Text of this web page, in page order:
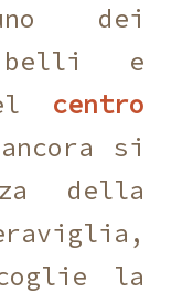
dei
belli e
centro
si
della
la